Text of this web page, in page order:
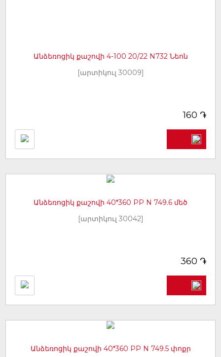
Անձեռոցիկ քաշովի 4-100 20/22 N732 Նեոն
[արտիկուլ 30009]
160 ֏
Անձեռոցիկ քաշովի 40*360 PP N 749.6 մեծ
[արտիկուլ 30042]
360 ֏
Անձեռոցիկ քաշովի 40*360 PP N 749.5 փոքր